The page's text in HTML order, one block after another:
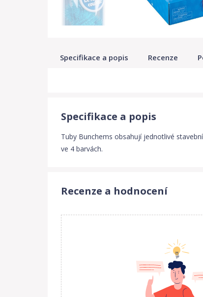
Specifikace a popis Recenze
Specifikace a popis
Tuby Bunchems obsahují jednotlivé
ve 4 barvách.
Recenze a hodnocení